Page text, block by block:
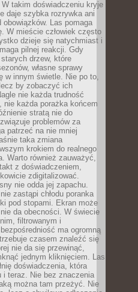
takim doświadczeniu kryje
daje szybka rozrywka ani
Las pomaga
W mieście człowiek często
dzieje się natychmiast i
pilnej reakcji. Gdy
drzew, które
własne sprawy
w innym świetle. Nie po to,
by zobaczyć ich
nie każda trudność
nie każda porażka końcem
stratą nie do
problemów za
patrzeć na nie mniej
taka zmiana
krokiem do realnego
Warto również zauważyć,
z doświadczeniem,
zdigitalizować.
nie odda jej zapachu.
zastąpi chłodu poranka
pod stopami. Ekran może
da obecności. W świecie
filtrowanym i
ma ogromną
czasem znaleźć się
nie da się przewinąć,
jednym kliknięciem. Las
doświadczenia, która
i teraz. Nie bez znaczenia
można tam przeżyć. Nie